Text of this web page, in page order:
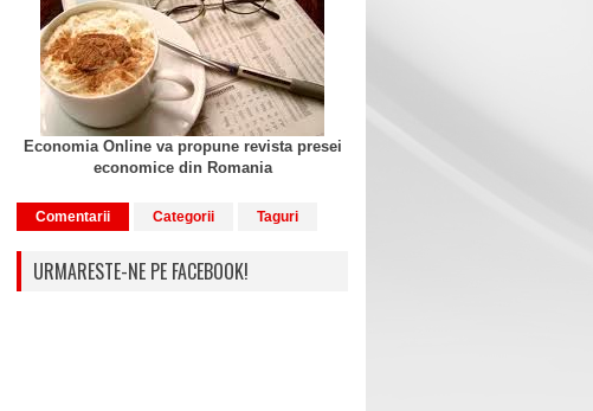
Economia Online va propune revista presei
economice din Romania
Comentarii Categorii Taguri
URMARESTE-NE PE FACEBOOK!